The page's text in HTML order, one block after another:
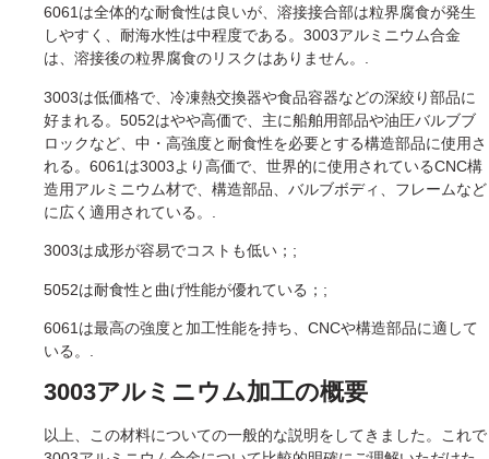
6061は全体的な耐食性は良いが、溶接接合部は粒界腐食が発生
しやすく、耐海水性は中程度である。3003アルミニウム合金
は、溶接後の粒界腐食のリスクはありません。.
3003は低価格で、冷凍熱交換器や食品容器などの深絞り部品に
好まれる。5052はやや高価で、主に船舶用部品や油圧バルブブ
ロックなど、中・高強度と耐食性を必要とする構造部品に使用さ
れる。6061は3003より高価で、世界的に使用されているCNC構
造用アルミニウム材で、構造部品、バルブボディ、フレームなど
に広く適用されている。.
3003は成形が容易でコストも低い；;
5052は耐食性と曲げ性能が優れている；;
6061は最高の強度と加工性能を持ち、CNCや構造部品に適して
いる。.
3003アルミニウム加工の概要
以上、この材料についての一般的な説明をしてきました。これで